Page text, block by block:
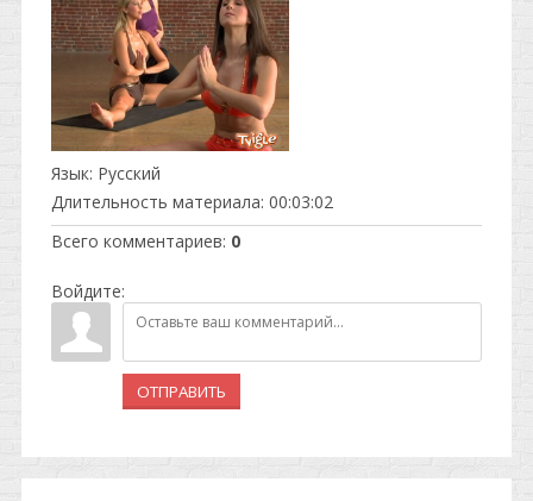
Язык: Русский
Длительность материала: 00:03:02
Всего комментариев: 0
Войдите:
ОТПРАВИТЬ